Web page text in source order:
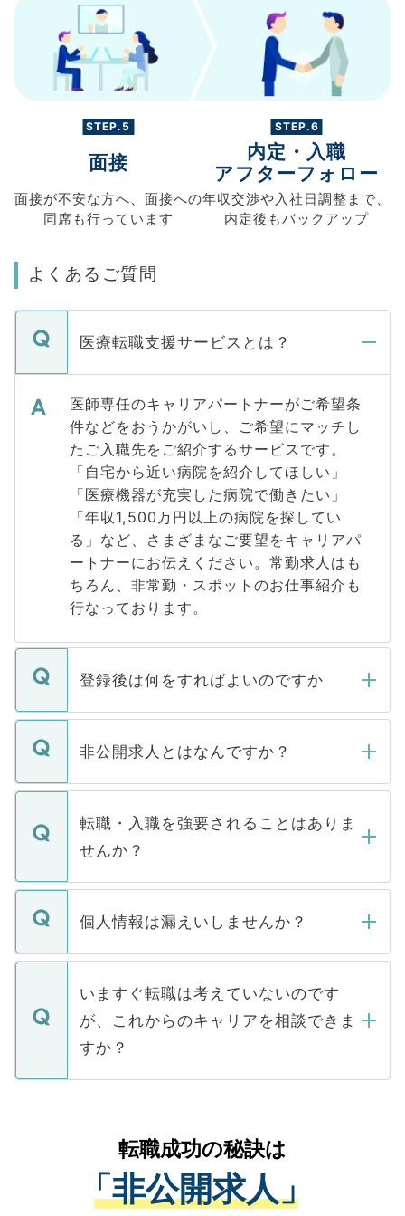
STEP.5
面接
面接が不安な方へ、 面接への
同席も行っています
STEP.6
内定・入職
アフターフォロー
年収交渉や入社日調整まで、
内定後もバックアップ
よくあるご質問
医療転職支援サービスとは？
医師専任のキャリアパートナーがご希望条
件などをおうかがいし、ご希望にマッチし
たご入職先をご紹介するサービスです。
「自宅から近い病院を紹介してほしい」
「医療機器が充実した病院で働きたい」
「年収1,500万円以上の病院を探してい
る」など、さまざまなご要望をキャリアパ
ートナーにお伝えください。常勤求人はも
ちろん、非常勤・スポットのお仕事紹介も
行なっております。
登録後は何をすればよいのですか
ご登録いただきましたら、弊社担当者がご
登録内容を確認し、その後メールもしくは
ます。通常、5営業日以内にはご連絡をせて
いただきますので、しばらくお待ちくださ
非公開求人とはなんですか？
マイナビDOCTORで取り扱っている求人の
うち約3割は、Webサイトからご覧いただ
けない「非公開求人」です。非公開求人は
下記の理由によって、一般には公開してい
ません。
■応募殺到を避けるため 人気のある医療機
関を公にしてしまうと、応募が殺到する場
に、医療機関が求める条件に合った人材の
みを人材紹介会社に依頼するケースが増え
ています。
転職・入職を強要されることはありま
せんか？
転職・入職を強要することは一切ありませ
ん。また、仮に応募先から内定をいただい
定を承諾する必要はありません。内定先へ
の辞退の連絡はキャリアパートナーが行い
個人情報は漏えいしませんか？
個人情報が漏えいすることはありませんの
で、ご安心ください。当サイトからの登録
などで収集したご登録者様の個人情報は、
ご本人のキャリアアップおよび転職活動の
支援を目的に使用いたします。お預かりし
ているすべての個人データはご本人の許可
は、個人情報の取り扱いについての厳密な
管理基準を満たした事業者のみに付与され
る、プライバシーマークを取得済みです。
いますぐ転職は考えていないのです
が、これからのキャリアを相談できま
すか？
かがいして、現在の医療機関の状況や紹介
経験をまじえながら、適切なアドバイスを
させていただきます。すぐにご転職をされ
ない方には、長期的なサポートが可能です
転職成功の秘訣は
「非公開求人」